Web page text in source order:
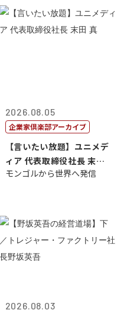
2026.08.05
企業家倶楽部アーカイブ
【言いたい放題】ユニメデ
ィア 代表取締役社長 末田
真
モンゴルから世界へ発信
2026.08.03